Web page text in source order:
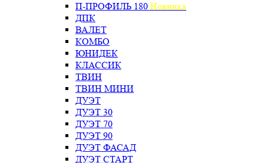
П-ПРОФИЛЬ 180 Новинка
ДПК
ВАЛЕТ
КОМБО
ЮНИДЕК
КЛАССИК
ТВИН
ТВИН МИНИ
ДУЭТ
ДУЭТ 30
ДУЭТ 70
ДУЭТ 90
ДУЭТ ФАСАД
ДУЭТ СТАРТ